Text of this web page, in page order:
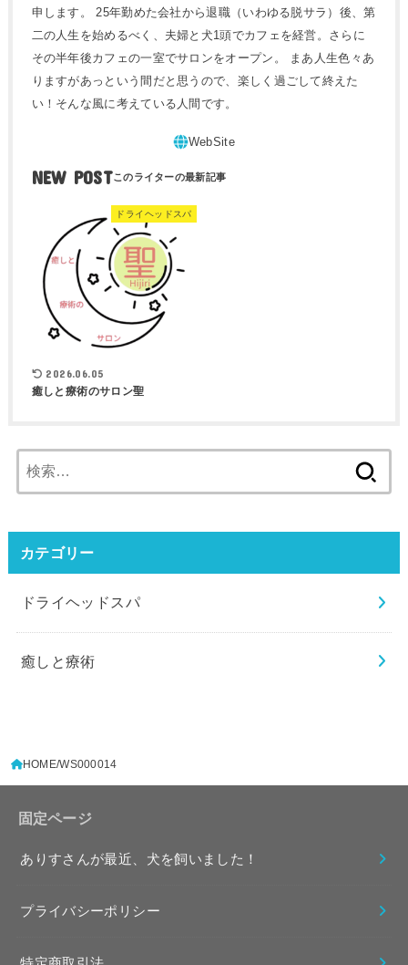
申します。 25年勤めた会社から退職（いわゆる脱サラ）後、第
二の人生を始めるべく、夫婦と犬1頭でカフェを経営。さらに
その半年後カフェの一室でサロンをオープン。 まあ人生色々あ
りますがあっという間だと思うので、楽しく過ごして終えた
い！そんな風に考えている人間です。
NEW POST
ドライヘッドスパ
2026.06.05
癒しと療術のサロン聖
索:
カテゴリー
ドライヘッドスパ
癒しと療術
HOME WS000014
固定ページ
ありすさんが最近、犬を飼いました！
プライバシーポリシー